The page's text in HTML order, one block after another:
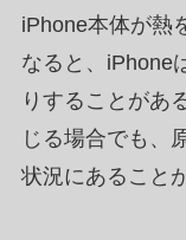
iPhone本体が熱
なると、iPhone
りすることがあ
じる場合でも、
状況にあること